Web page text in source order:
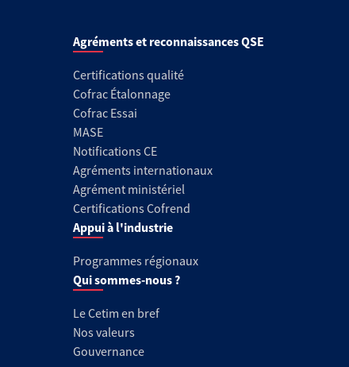
Agréments et reconnaissances QSE
Certifications qualité
Cofrac Étalonnage
Cofrac Essai
MASE
Notifications CE
Agréments internationaux
Agrément ministériel
Certifications Cofrend
Appui à l'industrie
Programmes régionaux
Qui sommes-nous ?
Le Cetim en bref
Nos valeurs
Gouvernance